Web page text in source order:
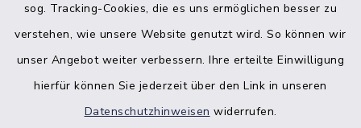
sog. Tracking-Cookies, die es uns ermöglichen besser zu
verstehen, wie unsere Website genutzt wird. So können wir
unser Angebot weiter verbessern. Ihre erteilte Einwilligung
hierfür können Sie jederzeit über den Link in unseren
Datenschutzhinweisen widerrufen.